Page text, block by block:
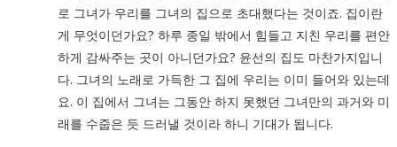
로 그녀가 우리를 그녀의 집으로 초대했다는 것이죠. 집이란
게 무엇이던가요? 하루 종일 밖에서 힘들고 지친 우리를 편안
하게 감싸주는 곳이 아니던가요? 윤선의 집도 마찬가지입니
다. 그녀의 노래로 가득한 그 집에 우리는 이미 들어와 있는데
요. 이 집에서 그녀는 그동안 하지 못했던 그녀만의 과거와 미
래를 수줍은 듯 드러낼 것이라 하니 기대가 됩니다.